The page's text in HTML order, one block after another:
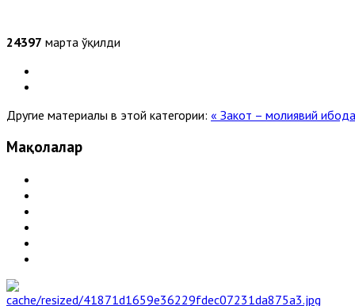
24397 марта ўқилди
Другие материалы в этой категории: « Закот – молиявий
Мақолалар